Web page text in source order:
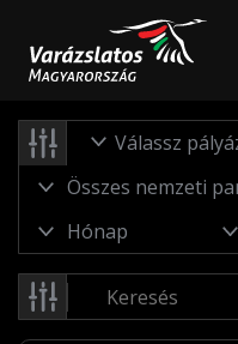
Válassz